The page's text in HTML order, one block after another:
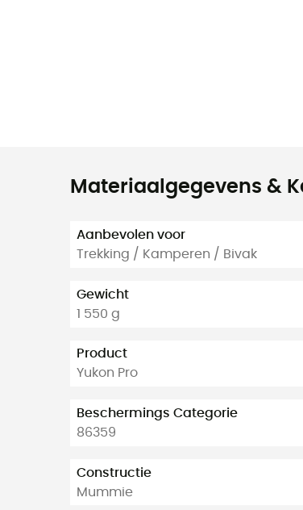
Materiaalgegevens &
Aanbevolen voor
Trekking / Kamperen / Bivak
Gewicht
1 550 g
Product
Yukon Pro
Beschermings Categorie
86359
Constructie
Mummie